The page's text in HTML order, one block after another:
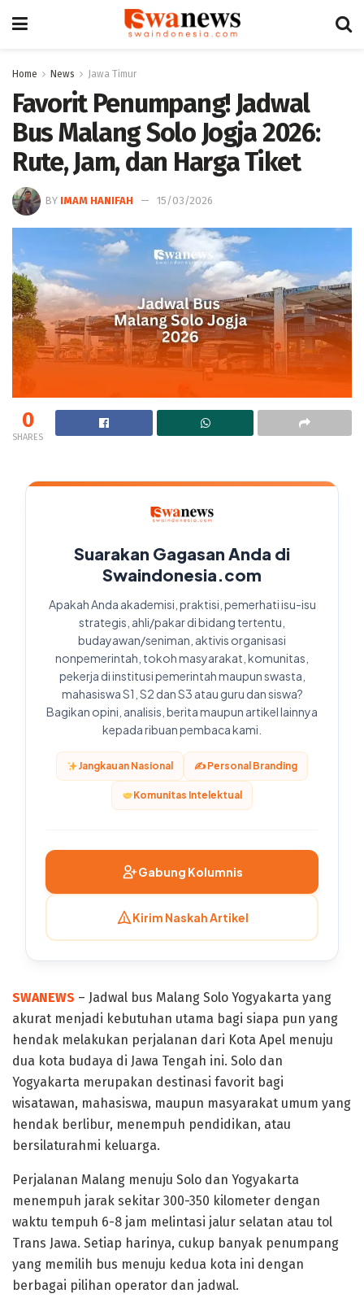
Home News Jawa Timur
Favorit Penumpang! Jadwal
Bus Malang Solo Jogja 2026:
Rute, Jam, dan Harga Tiket
BY IMAM HANIFAH 15/03/2026
0
SHARES
Suarakan Gagasan Anda di
Swaindonesia.com
Apakah Anda akademisi, praktisi, pemerhati isu-isu
strategis, ahli/pakar di bidang tertentu,
budayawan/seniman, aktivis organisasi
nonpemerintah, tokoh masyarakat, komunitas,
pekerja di institusi pemerintah maupun swasta,
mahasiswa S1, S2 dan S3 atau guru dan siswa?
Bagikan opini, analisis, berita maupun artikel lainnya
kepada ribuan pembaca kami.
Jangkauan Nasional ✍️ Personal Branding
Komunitas Intelektual
Gabung Kolumnis
Kirim Naskah Artikel
SWANEWS – Jadwal bus Malang Solo Yogyakarta yang
akurat menjadi kebutuhan utama bagi siapa pun yang
hendak melakukan perjalanan dari Kota Apel menuju
dua kota budaya di Jawa Tengah ini. Solo dan
Yogyakarta merupakan destinasi favorit bagi
wisatawan, mahasiswa, maupun masyarakat umum yang
hendak berlibur, menempuh pendidikan, atau
bersilaturahmi keluarga.
Perjalanan Malang menuju Solo dan Yogyakarta
menempuh jarak sekitar 300-350 kilometer dengan
waktu tempuh 6-8 jam melintasi jalur selatan atau tol
Trans Jawa. Setiap harinya, cukup banyak penumpang
yang memilih bus menuju kedua kota ini dengan
berbagai pilihan operator dan jadwal.